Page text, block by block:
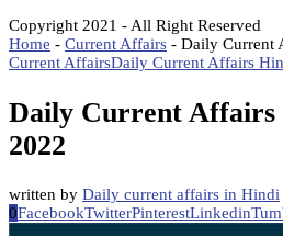
Copyright 2021 - All Right Reserved
Home - Current Affairs - Daily Current
Current AffairsDaily Current Affairs
Daily Current
2022
written by Daily current affairs in Hindi
0FacebookTwitterPinterestLinkedin